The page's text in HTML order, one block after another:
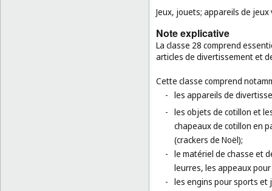
Jeux, jouets; appareils de
Note explicative
La classe 28 comprend
articles de divertissement et
Cette classe comprend
- les appareils de
- les objets de cotillon et
chapeaux de cotillon en
(crackers de Noël);
- le matériel de chasse et
leurres, les appeaux
- les engins pour sports et